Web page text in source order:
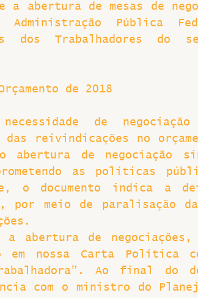
a abertura de mesas de
Pública
dos Trabalhadores do
de 2018
de
reivindicações no
abertura de negociação
as políticas
o documento indica a
por meio de paralisação
a abertura de negociações,
em nossa Carta Política
Ao final do
com o ministro do